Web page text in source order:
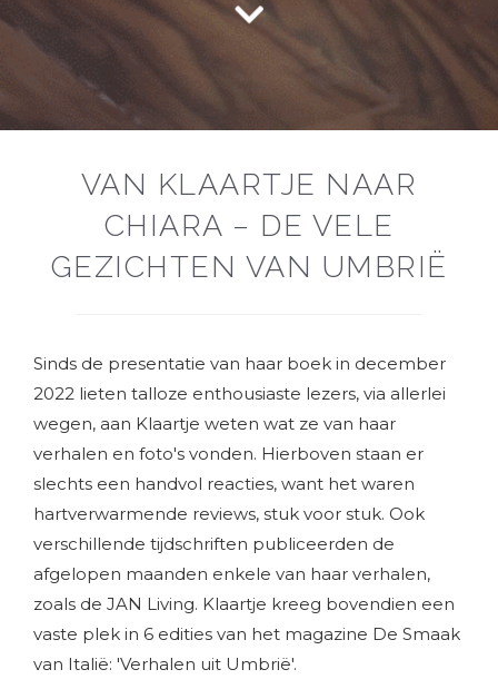
VAN KLAARTJE NAAR
CHIARA – DE VELE
GEZICHTEN VAN UMBRIË
Sinds de presentatie van haar boek in december
2022 lieten talloze enthousiaste lezers, via allerlei
wegen, aan Klaartje weten wat ze van haar
verhalen en foto's vonden. Hierboven staan er
slechts een handvol reacties, want het waren
hartverwarmende reviews, stuk voor stuk. Ook
verschillende tijdschriften publiceerden de
afgelopen maanden enkele van haar verhalen,
zoals de JAN Living. Klaartje kreeg bovendien een
vaste plek in 6 edities van het magazine De Smaak
van Italië: 'Verhalen uit Umbrië'.